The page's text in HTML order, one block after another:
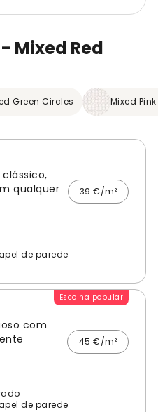
Mixed Red
Green Circles Mixed
qualquer
39 €/m²
de parede
Escolha popular
com
45 €/m²
de parede